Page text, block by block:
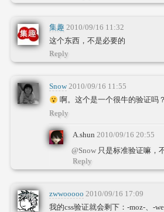
集趣 2010/09/16 11:32
这个东西，不是必要的
Reply
Snow 2010/09/16 11:55
啊。这个是一个很牛的验证吗
Reply
A.shun 2010/09/16 20:55
@Snow 只是标准验证嘛，
Reply
zwwooooo 2010/09/16 17:09
我的css验证就会剩下：-moz-、-